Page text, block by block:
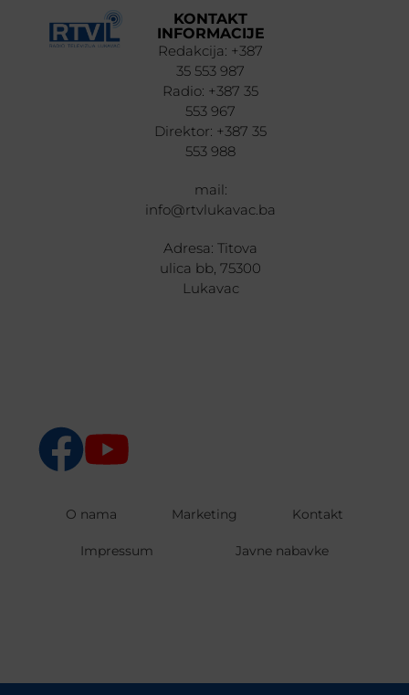
KONTAKT
INFORMACIJE
Redakcija: +387
35 553 987
Radio: +387 35
553 967
Direktor: +387 35
553 988
mail:
info@rtvlukavac.ba
Adresa: Titova
ulica bb, 75300
Lukavac
O nama Marketing Kontakt
Impressum Javne nabavke